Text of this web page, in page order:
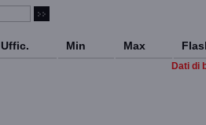
Uffic. Min Max
Dati di